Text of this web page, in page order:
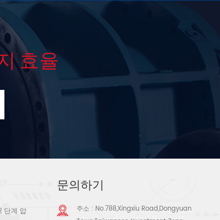
효율
단계 압
문의하기
주소 : No.788,Xingxiu Road,Dongyuan